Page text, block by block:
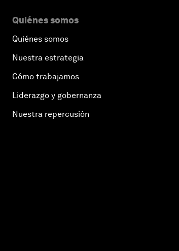
Quiénes somos
Quiénes somos
Nuestra estrategia
Cómo trabajamos
Liderazgo y gobernanza
Nuestra repercusión